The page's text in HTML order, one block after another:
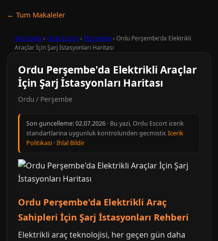
← Tum Makaleler
Ana Sayfa › Ordu Escort› Perşembe› Ordu Perşembe'da Elektrikli
Araçlar İçin Şarj İstasyonları Haritası
Ordu Perşembe'da Elektrikli Araçlar
İçin Şarj İstasyonları Haritası
Ordu / Perşembe
Son guncelleme:02.07.2026 · Bu yazi, Ordu Escort icerik
standartlarina uygunluk kontrolunden gecmistir.Icerik
Politikasi ·Ihlal Bildir
Ordu Perşembe'da Elektrikli Araç
Sahipleri İçin Şarj İstasyonları Rehberi
Elektrikli araç teknolojisi, her geçen gün daha